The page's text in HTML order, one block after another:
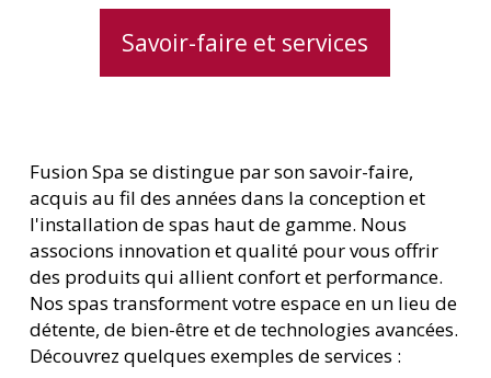
Savoir-faire et services
Fusion Spa se distingue par son savoir-faire,
acquis au fil des années dans la conception et
l'installation de spas haut de gamme. Nous
associons innovation et qualité pour vous offrir
des produits qui allient confort et performance.
Nos spas transforment votre espace en un lieu de
détente, de bien-être et de technologies avancées.
Découvrez quelques exemples de services :